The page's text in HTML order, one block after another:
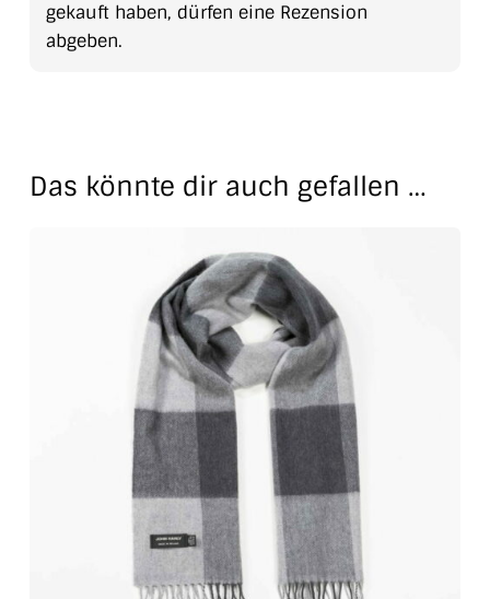
gekauft haben, dürfen eine Rezension
abgeben.
Das könnte dir auch gefallen …